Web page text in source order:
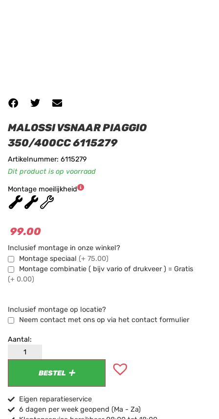
MALOSSI VSNAAR PIAGGIO
350/400CC 6115279
Artikelnummer: 6115279
Dit product is op voorraad
Montage moeilijkheid
★★★
99.00
Inclusief montage in onze winkel?
Montage speciaal (+ 75.00)
Montage combinatie ( bijv vario of drukveer ) = Gratis
(+ 0.00)
Inclusief montage op locatie?
Neem contact met ons op via het contact formulier
BESTEL
Eigen reparatieservice
6 dagen per week geopend (Ma - Za)